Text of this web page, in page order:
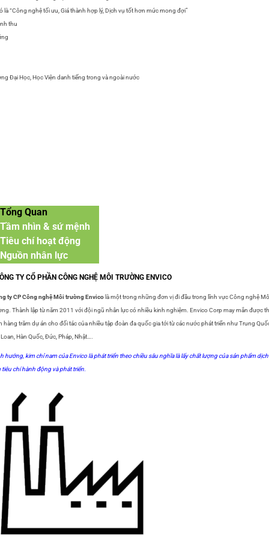
“Công nghệ tối ưu, Giá thành hợp lý, Dịch vụ tốt hơn mức mong đợi”
thu
Đại Học, Học Viện danh tiếng trong và ngoài nước
Tổng Quan
Tầm nhìn & sứ mệnh
Tiêu chí hoạt động
Nguồn nhân lực
TY CỔ PHẦN CÔNG NGHỆ MÔI TRƯỜNG ENVICO
ty CP Công nghệ Môi trường Envico là một trong những đơn vị đi đầu trong lĩnh vực Công nghệ
Thành lập từ năm 2011 với đội ngũ nhân lực có nhiều kinh nghiệm. Envico Corp may mắn được
hàng trăm dự án cho đối tác của nhiều tập đoàn đa quốc gia tới từ các nước phát triển như Trung
Hàn Quốc, Đức, Pháp, Nhật….
hướng, kim chỉ nam của Envico là phát triển theo chiều sâu nghĩa là lấy chất lượng của sản phẩm
tiêu chí hành động và phát triển.